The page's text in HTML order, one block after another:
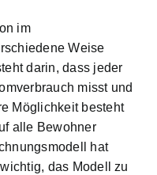
im
Weise
darin, dass jeder
misst und
Möglichkeit besteht
alle Bewohner
hat
das Modell zu